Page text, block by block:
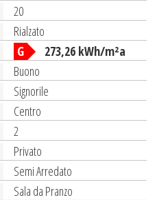
20
Rialzato
G
273,26 kWh/m²a
Buono
Signorile
Centro
2
Privato
Semi Arredato
Sala da Pranzo